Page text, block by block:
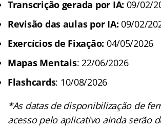
Transcrição gerada por IA: 09/02/
Revisão das aulas por IA: 09/02/
Exercícios de Fixação: 04/05/2026
Mapas Mentais: 22/06/2026
Flashcards: 10/08/2026
*As datas de disponibilização de
acesso pelo aplicativo ainda serão